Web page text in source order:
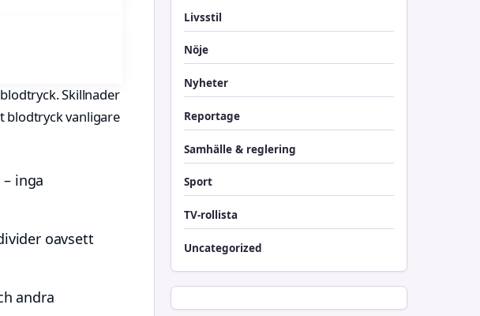
Skillnader
blodtryck vanligare
inga
oavsett
andra
Livsstil
Nöje
Nyheter
Reportage
Samhälle & reglering
Sport
TV-rollista
Uncategorized